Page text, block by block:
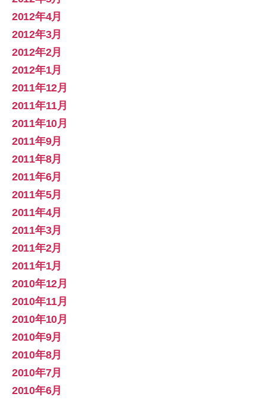
2012年4月
2012年3月
2012年2月
2012年1月
2011年12月
2011年11月
2011年10月
2011年9月
2011年8月
2011年6月
2011年5月
2011年4月
2011年3月
2011年2月
2011年1月
2010年12月
2010年11月
2010年10月
2010年9月
2010年8月
2010年7月
2010年6月